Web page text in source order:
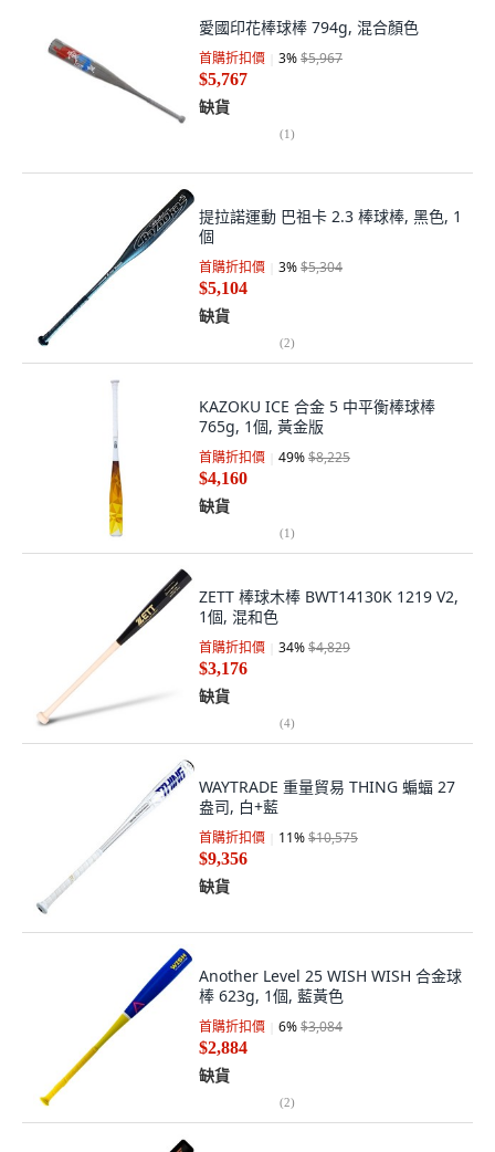
愛國印花棒球棒 794g, 混合顏色
首購折扣價 3%$5,967
$5,767
缺貨
(1)
提拉諾運動 巴祖卡 2.3 棒球棒, 黑色, 1
個
首購折扣價 3%$5,304
$5,104
缺貨
(2)
KAZOKU ICE 合金 5 中平衡棒球棒
765g, 1個, 黃金版
首購折扣價 49%$8,225
$4,160
缺貨
(1)
ZETT 棒球木棒 BWT14130K 1219 V2,
1個, 混和色
首購折扣價 34%$4,829
$3,176
缺貨
(4)
WAYTRADE 重量貿易 THING 蝙蝠 27
盎司, 白+藍
首購折扣價 11%$10,575
$9,356
缺貨
Another Level 25 WISH WISH 合金球
棒 623g, 1個, 藍黃色
首購折扣價 6%$3,084
$2,884
缺貨
(2)